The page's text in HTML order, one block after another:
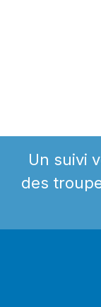
Un suivi
des